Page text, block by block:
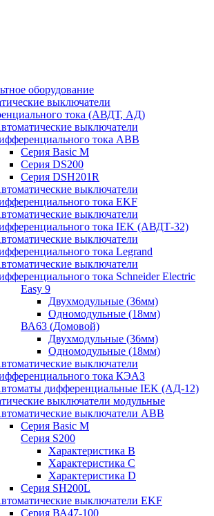
оборудование
выключатели
тока (АВДТ, АД)
выключатели
тока ABB
Серия Basic M
Серия DS200
Серия DSH201R
выключатели
тока EKF
выключатели
тока IEK (АВДТ-32)
выключатели
тока Legrand
выключатели
тока Schneider Electric
Easy 9
Двухмодульные (36мм)
Одномодульные (18мм)
ВА63 (Домовой)
Двухмодульные (36мм)
Одномодульные (18мм)
выключатели
тока КЭАЗ
дифференциальные IEK (АД-12)
выключатели модульные
выключатели ABB
Серия Basic M
Серия S200
Характеристика B
Характеристика C
Характеристика D
Серия SH200L
выключатели EKF
Серия ВА47-100